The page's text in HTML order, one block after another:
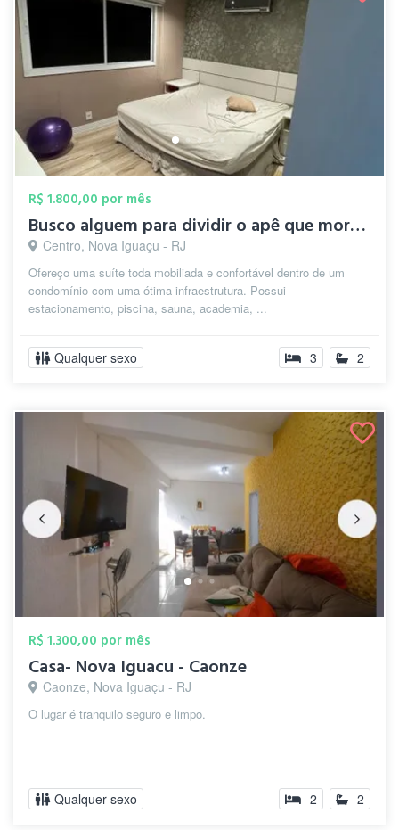
R$ 1.800,00 por mês
Busco alguem para dividir o apê que moro...
Centro, Nova Iguaçu - RJ
Ofereço uma suíte toda mobiliada e confortável dentro de um
condomínio com uma ótima infraestrutura. Possui
estacionamento, piscina, sauna, academia, ...
Qualquer sexo 3 2
R$ 1.300,00 por mês
Casa- Nova Iguacu - Caonze
Caonze, Nova Iguaçu - RJ
O lugar é tranquilo seguro e limpo.
Qualquer sexo 2 2